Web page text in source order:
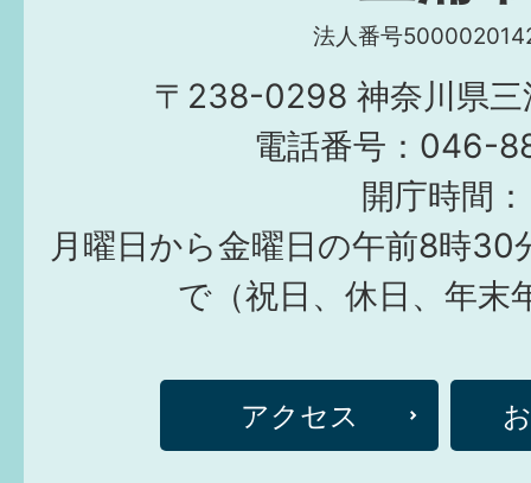
法人番号
〒238-0298 神奈川県三
電話番号：046-
開庁時間：
月曜日から金曜日の午前8時30
で（祝日、休日、年末
アクセス